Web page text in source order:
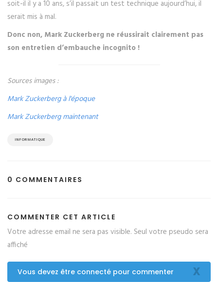
soit-il il y a 10 ans, s’il passait un test technique aujourd’hui, il
serait mis à mal.
Donc non, Mark Zuckerberg ne réussirait clairement pas
son entretien d’embauche incognito !
Sources images :
Mark Zuckerberg à l'époque
Mark Zuckerberg maintenant
INFORMATIQUE
0 COMMENTAIRES
COMMENTER CET ARTICLE
Votre adresse email ne sera pas visible. Seul votre pseudo sera
affiché
X
Vous devez être connecté pour commenter